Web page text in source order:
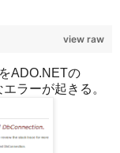
view raw
ADO.NETの
ラーが起きる。